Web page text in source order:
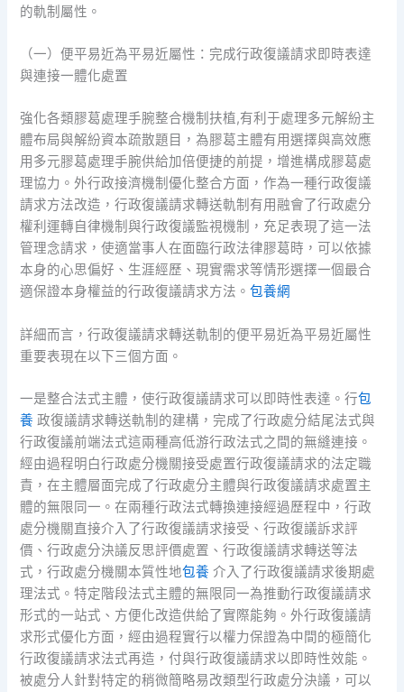
的軌制屬性。
（一）便平易近為平易近屬性：完成行政復議請求即時表達
與連接一體化處置
強化各類膠葛處理手腕整合機制扶植,有利于處理多元解紛主
體布局與解紛資本疏散題目，為膠葛主體有用選擇與高效應
用多元膠葛處理手腕供給加倍便捷的前提，增進構成膠葛處
理協力。外行政接濟機制優化整合方面，作為一種行政復議
請求方法改造，行政復議請求轉送軌制有用融會了行政處分
權利運轉自律機制與行政復議監視機制，充足表現了這一法
管理念請求，使適當事人在面臨行政法律膠葛時，可以依據
本身的心思偏好、生涯經歷、現實需求等情形選擇一個最合
適保證本身權益的行政復議請求方法。包養網
詳細而言，行政復議請求轉送軌制的便平易近為平易近屬性
重要表現在以下三個方面。
一是整合法式主體，使行政復議請求可以即時性表達。行包
養 政復議請求轉送軌制的建構，完成了行政處分結尾法式與
行政復議前端法式這兩種高低游行政法式之間的無縫連接。
經由過程明白行政處分機關接受處置行政復議請求的法定職
責，在主體層面完成了行政處分主體與行政復議請求處置主
體的無限同一。在兩種行政法式轉換連接經過歷程中，行政
處分機關直接介入了行政復議請求接受、行政復議訴求評
價、行政處分決議反思評價處置、行政復議請求轉送等法
式，行政處分機關本質性地包養 介入了行政復議請求後期處
理法式。特定階段法式主體的無限同一為推動行政復議請求
形式的一站式、方便化改造供給了實際能夠。外行政復議請
求形式優化方面，經由過程實行以權力保證為中間的極簡化
行政復議請求法式再造，付與行政復議請求以即時性效能。
被處分人針對特定的稍微簡略易改類型行政處分決議，可以